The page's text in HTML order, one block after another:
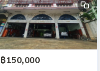
฿150,000